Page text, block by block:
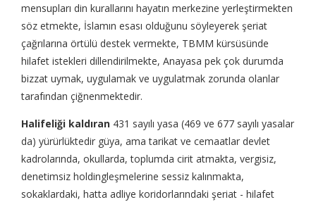
mensupları din kurallarını hayatın merkezine yerleştirmekten
söz etmekte, İslamın esası olduğunu söyleyerek şeriat
çağrılarına örtülü destek vermekte, TBMM kürsüsünde
hilafet istekleri dillendirilmekte, Anayasa pek çok durumda
bizzat uymak, uygulamak ve uygulatmak zorunda olanlar
tarafından çiğnenmektedir.
Halifeliği kaldıran 431 sayılı yasa (469 ve 677 sayılı yasalar
da) yürürlüktedir güya, ama tarikat ve cemaatlar devlet
kadrolarında, okullarda, toplumda cirit atmakta, vergisiz,
denetimsiz holdingleşmelerine sessiz kalınmakta,
sokaklardaki, hatta adliye koridorlarındaki şeriat - hilafet